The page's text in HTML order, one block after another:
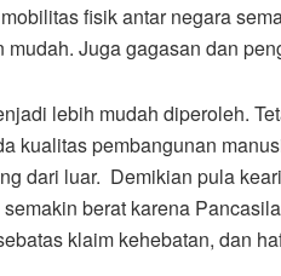
fisik antar negara
Juga gagasan dan
lebih mudah diperoleh.
kualitas pembangunan
dari luar. Demikian pula
berat karena
klaim kehebatan, dan